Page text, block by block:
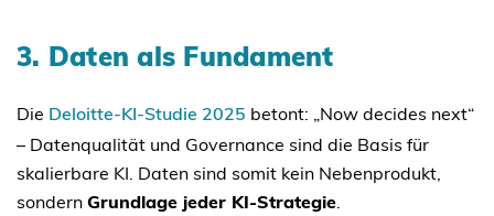
3. Daten als Fundament
Die Deloitte-KI-Studie 2025 betont: „Now decides next“
– Datenqualität und Governance sind die Basis für
skalierbare KI. Daten sind somit kein Nebenprodukt,
sondern Grundlage jeder KI-Strategie.